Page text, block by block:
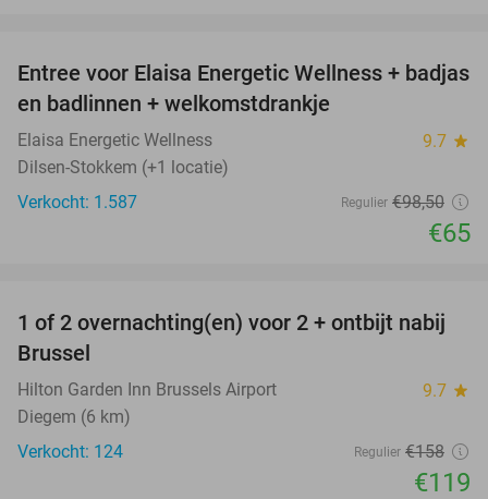
34%
Entree voor Elaisa Energetic Wellness + badjas
en badlinnen + welkomstdrankje
Elaisa Energetic Wellness 9.7 star
Dilsen-Stokkem (+1 locatie)
Verkocht: 1.587
Regulier €98,50
€65
25%
1 of 2 overnachting(en) voor 2 + ontbijt nabij
Brussel
Hilton Garden Inn Brussels Airport 9.7 star
Diegem (6 km)
Verkocht: 124
Regulier €158
€119